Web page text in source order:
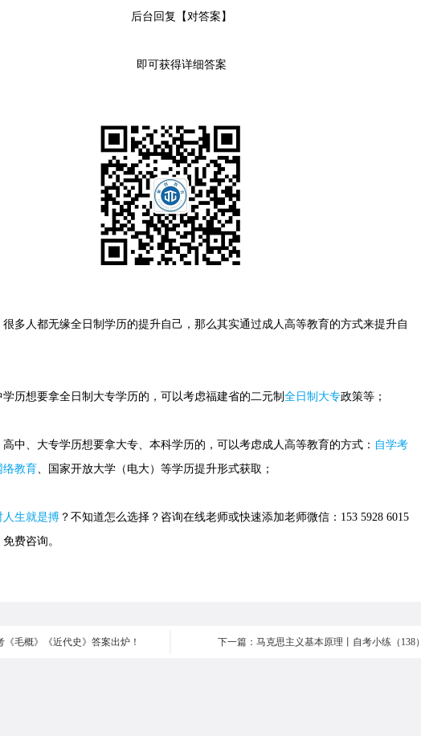
后台回复【对答案】
即可获得详细答案
多人都无缘全日制学历的提升自己，那么其实通过成人高等教育的方式来提升自
历想要拿全日制大专学历的，可以考虑福建省的二元制 全日制大专政策等；
、大专学历想要拿大专、本科学历的，可以考虑成人高等教育的方式： 自学考
络教育、国家开放大学（电大）等学历提升形式获取；
人生就是搏 ？不知道怎么选择？咨询在线老师或快速添加老师微信：153 5928 6015
费咨询。
《毛概》《近代史》答案出炉！ 下一篇：马克思主义基本原理丨自考小练（138）